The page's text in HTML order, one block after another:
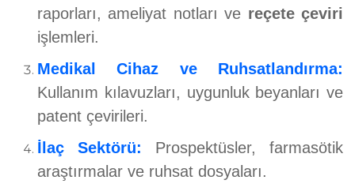
raporları, ameliyat notları ve reçete çeviri
işlemleri.
Medikal Cihaz ve Ruhsatlandırma:
Kullanım kılavuzları, uygunluk beyanları ve
patent çevirileri.
İlaç Sektörü: Prospektüsler, farmasötik
araştırmalar ve ruhsat dosyaları.